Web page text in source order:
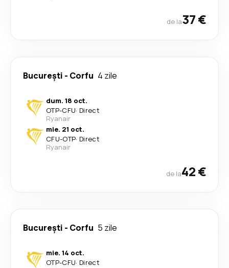
de la37 €
București - Corfu 4 zile
dum. 18 oct.
OTP-CFU· Direct
Ryanair
mie. 21 oct.
CFU-OTP· Direct
Ryanair
de la42 €
București - Corfu 5 zile
mie. 14 oct.
OTP-CFU· Direct